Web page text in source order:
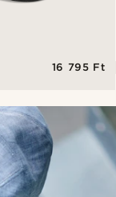
16 795 Ft